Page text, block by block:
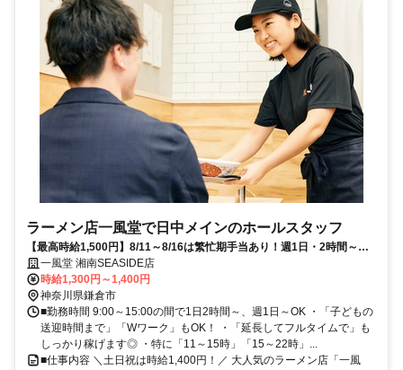
ラーメン店一風堂で日中メインのホールスタッフ
【最高時給1,500円】8/11～8/16は繁忙期手当あり！週1日・2時間～◎
夏休み中も柔軟シフト
一風堂 湘南SEASIDE店
時給1,300円～1,400円
神奈川県鎌倉市
■勤務時間 9:00～15:00の間で1日2時間～、週1日～OK ・「子どもの
送迎時間まで」「Wワーク」もOK！ ・「延長してフルタイムで」も
しっかり稼げます◎ ・特に「11～15時」「15～22時」...
■仕事内容 ＼土日祝は時給1,400円！／ 大人気のラーメン店「一風